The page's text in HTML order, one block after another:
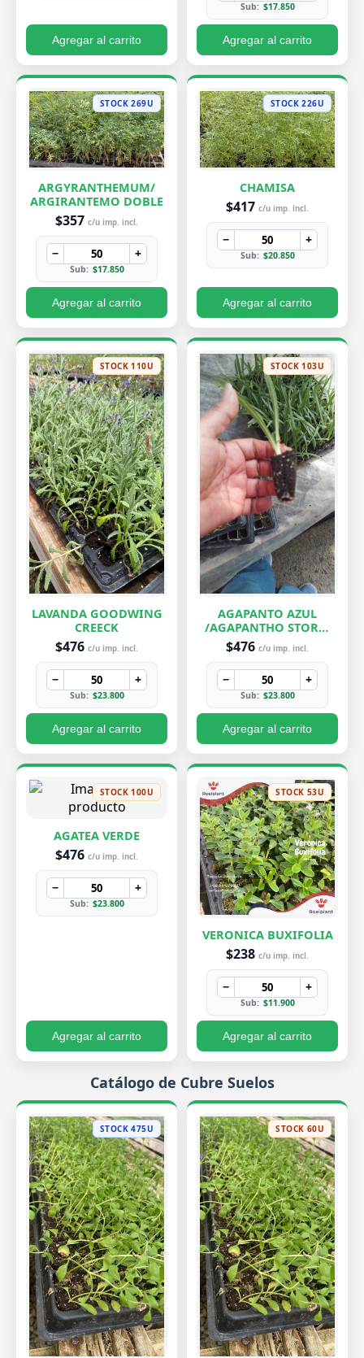
Agregar al carrito
Sub: $17.850
Agregar al carrito
STOCK 269U
ARGYRANTHEMUM/
ARGIRANTEMO DOBLE
$357 c/u imp. incl.
− +
Sub: $17.850
Agregar al carrito
STOCK 226U
CHAMISA
$417 c/u imp. incl.
− +
Sub: $20.850
Agregar al carrito
STOCK 110U
LAVANDA GOODWING
CREECK
$476 c/u imp. incl.
− +
Sub: $23.800
Agregar al carrito
STOCK 103U
AGAPANTO AZUL
/AGAPANTHO STORM
CLOUD
$476 c/u imp. incl.
− +
Sub: $23.800
Agregar al carrito
STOCK 100U
AGATEA VERDE
$476 c/u imp. incl.
− +
Sub: $23.800
Agregar al carrito
STOCK 53U
VERONICA BUXIFOLIA
$238 c/u imp. incl.
− +
Sub: $11.900
Agregar al carrito
Catálogo de Cubre Suelos
STOCK 475U STOCK 60U